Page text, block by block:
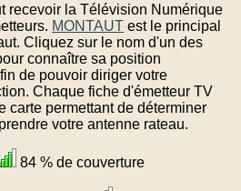
recevoir la Télévision Numérique
MONTAUT est le principal
Cliquez sur le nom d'un des
connaître sa position
de pouvoir diriger votre
Chaque fiche d'émetteur TV
carte permettant de déterminer
votre antenne rateau.
84 % de couverture